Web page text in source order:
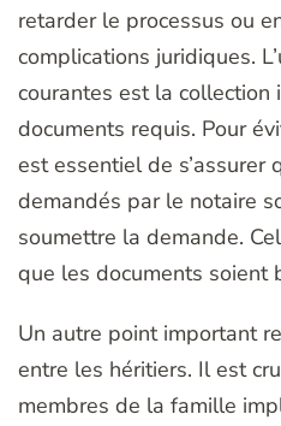
retarder le processus ou
complications juridiques.
courantes est la collection
documents requis. Pour
est essentiel de s’assurer
demandés par le notaire
soumettre la demande.
que les documents soient
Un autre point important
entre les héritiers. Il est
membres de la famille